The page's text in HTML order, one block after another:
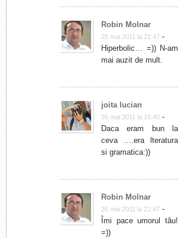
Robin Molnar
25 mai 2011 la 21:47 -
Hiperbolic… =)) N-am
mai auzit de mult.
joita lucian
26 mai 2011 la 16:40 -
Daca eram bun la
ceva ….era lteratura
si gramatica:))
Robin Molnar
26 mai 2011 la 21:47 -
Îmi pace umorul tău!
=))